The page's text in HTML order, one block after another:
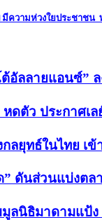
ความห่วงใยประชาชน
ต้อัลลายแอนซ์”
ดตัว ประกาศเ
ลยุทธ์ในไทย เ
” ดันส่วนแบ่งตล
ลนิธิมาดามแป้ง